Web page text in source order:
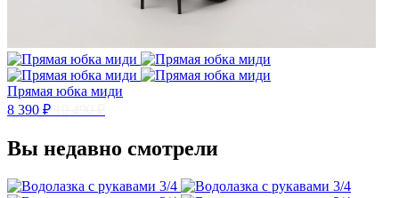
Прямая юбка миди
8 390 ₽
Вы недавно смотрели